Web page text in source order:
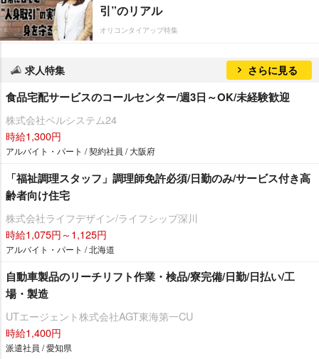
引”のリアル
オリコンタイアップ特集
求人特集 さらに見る
食品宅配サービスのコールセンター/週3日～OK/未経験歓迎
株式会社ベルシステム24
時給1,300円
アルバイト・パート / 契約社員 / 大阪府
「福祉調理スタッフ」調理師免許必須/日勤のみ/サービス付き高
齢者向け住宅
株式会社ライフデザイン/ライフシップ深川
時給1,075円～1,125円
アルバイト・パート / 北海道
自動車製品のリーチリフト作業・検品/寮完備/日勤/日払い/工
場・製造
UTエージェント株式会社AGT東海第一CU
時給1,400円
派遣社員 / 愛知県